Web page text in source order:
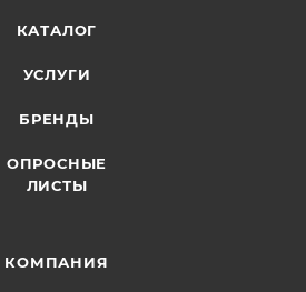
КАТАЛОГ
УСЛУГИ
БРЕНДЫ
ОПРОСНЫЕ
ЛИСТЫ
КОМПАНИЯ